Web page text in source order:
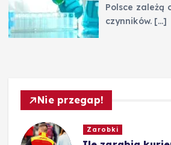
Polsce zależą
czynników. […]
Nie przegap!
Zarobki